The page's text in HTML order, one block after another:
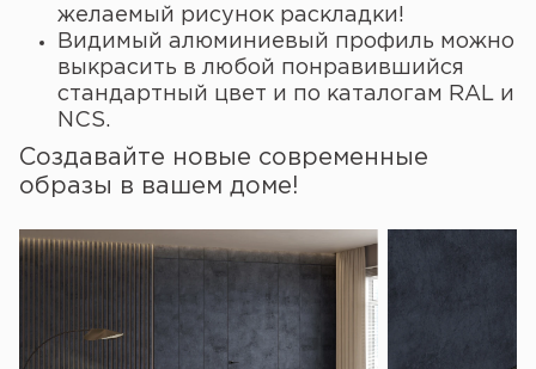
желаемый рисунок раскладки!
Видимый алюминиевый профиль можно
выкрасить в любой понравившийся
стандартный цвет и по каталогам RAL и
NCS.
Создавайте новые современные
образы в вашем доме!